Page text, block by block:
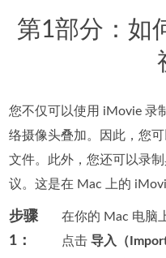
第1部分：如
您不仅可以使用 iMovie 录
络摄像头叠加。因此，您
文件。此外，您还可以录
议。这是在 Mac 上的
步骤
1：
在你的 Mac 电脑
点击导入（Import